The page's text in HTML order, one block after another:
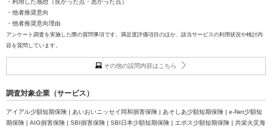
・利用した感想（良かった点・悪かった点）
・他者推奨意向
・他者推奨意向理由
アンケート調査を実施した際の質問事項です。満足度評価項目のほか、該当サービスの利用状況や検討内
容を質問しています。
その他の設問内容はこちら
調査対象企業（サービス）
アイアル少額短期保険 | あいおいニッセイ同和損害保険 | あそしあ少額短期保険 | e-Net少額短
期保険 | AIG損害保険 | SBI損害保険 | SBI日本少額短期保険 | エポス少額短期保険 | 共栄火災海